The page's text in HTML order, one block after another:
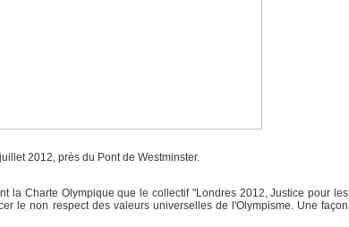
2012, près du Pont de Westminster.
la Charte Olympique que le collectif "Londres 2012, Justice pour les
le non respect des valeurs universelles de l'Olympisme. Une façon